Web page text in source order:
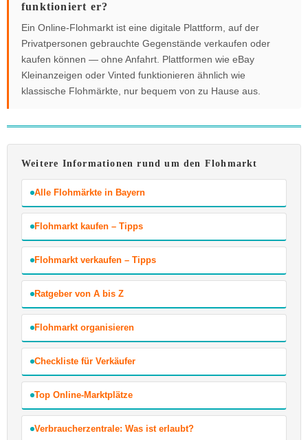
funktioniert er?
Ein Online-Flohmarkt ist eine digitale Plattform, auf der
Privatpersonen gebrauchte Gegenstände verkaufen oder
kaufen können — ohne Anfahrt. Plattformen wie eBay
Kleinanzeigen oder Vinted funktionieren ähnlich wie
klassische Flohmärkte, nur bequem von zu Hause aus.
Weitere Informationen rund um den Flohmarkt
Alle Flohmärkte in Bayern
Flohmarkt kaufen – Tipps
Flohmarkt verkaufen – Tipps
Ratgeber von A bis Z
Flohmarkt organisieren
Checkliste für Verkäufer
Top Online-Marktplätze
Verbraucherzentrale: Was ist erlaubt?